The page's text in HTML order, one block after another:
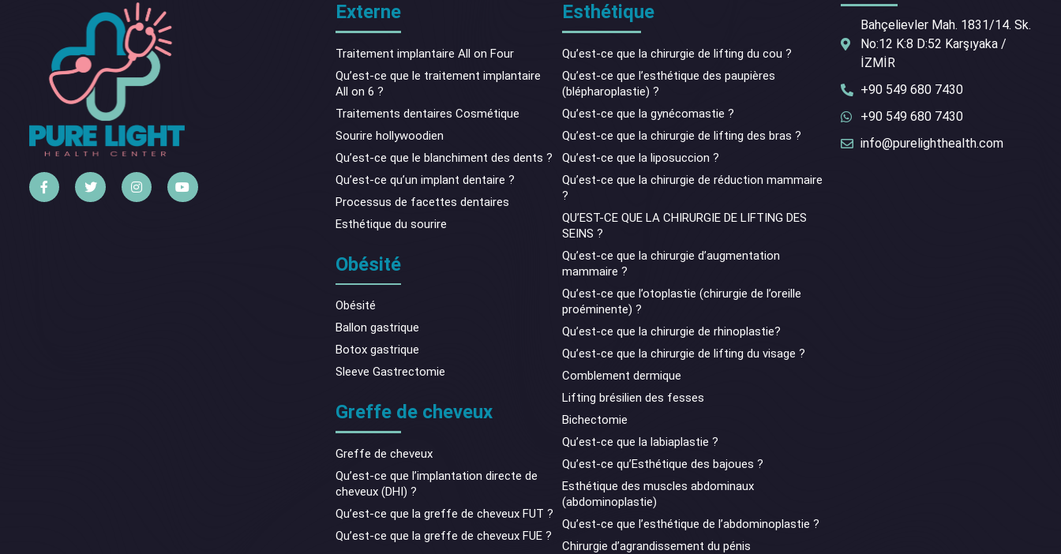
Externe
Traitement implantaire All on Four
Qu’est-ce que le traitement implantaire
All on 6 ?
Traitements dentaires Cosmétique
Sourire hollywoodien
Qu’est-ce que le blanchiment des dents ?
Qu’est-ce qu’un implant dentaire ?
Processus de facettes dentaires
Esthétique du sourire
Obésité
Obésité
Ballon gastrique
Botox gastrique
Sleeve Gastrectomie
Greffe de cheveux
Greffe de cheveux
Qu’est-ce que l’implantation directe de
cheveux (DHI) ?
Qu’est-ce que la greffe de cheveux FUT ?
Qu’est-ce que la greffe de cheveux FUE ?
Esthétique
Qu’est-ce que la chirurgie de lifting du cou ?
Qu’est-ce que l’esthétique des paupières
(blépharoplastie) ?
Qu’est-ce que la gynécomastie ?
Qu’est-ce que la chirurgie de lifting des bras ?
Qu’est-ce que la liposuccion ?
Qu’est-ce que la chirurgie de réduction mammaire
?
QU’EST-CE QUE LA CHIRURGIE DE LIFTING DES
SEINS ?
Qu’est-ce que la chirurgie d’augmentation
mammaire ?
Qu’est-ce que l’otoplastie (chirurgie de l’oreille
proéminente) ?
Qu’est-ce que la chirurgie de rhinoplastie?
Qu’est-ce que la chirurgie de lifting du visage ?
Comblement dermique
Lifting brésilien des fesses
Bichectomie
Qu’est-ce que la labiaplastie ?
Qu’est-ce qu’Esthétique des bajoues ?
Esthétique des muscles abdominaux
(abdominoplastie)
Qu’est-ce que l’esthétique de l’abdominoplastie ?
Chirurgie d’agrandissement du pénis
Bahçelievler Mah. 1831/14. Sk.
No:12 K:8 D:52 Karşıyaka /
İZMİR
+90 549 680 7430
+90 549 680 7430
info@purelighthealth.com